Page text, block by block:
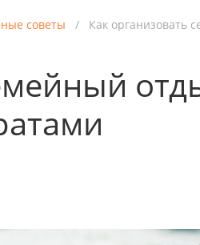
советы / Как организовать